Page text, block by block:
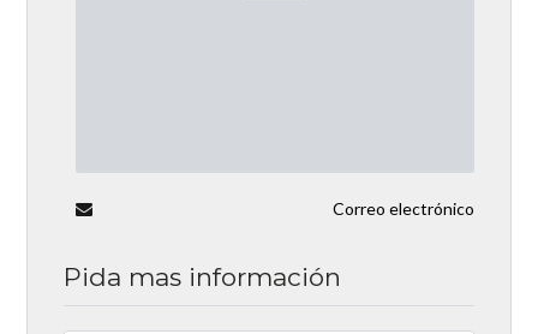
Correo electrónico
Pida mas información